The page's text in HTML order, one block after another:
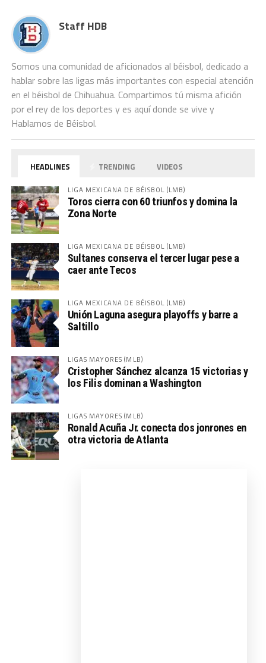
Staff HDB
Somos una comunidad de aficionados al béisbol, dedicado a
hablar sobre las ligas más importantes con especial atención
en el béisbol de Chihuahua. Compartimos tú misma afición
por el rey de los deportes y es aquí donde se vive y
Hablamos de Béisbol.
HEADLINES TRENDING VIDEOS
LIGA MEXICANA DE BÉISBOL (LMB)
Toros cierra con 60 triunfos y domina la
Zona Norte
LIGA MEXICANA DE BÉISBOL (LMB)
Sultanes conserva el tercer lugar pese a
caer ante Tecos
LIGA MEXICANA DE BÉISBOL (LMB)
Unión Laguna asegura playoffs y barre a
Saltillo
LIGAS MAYORES (MLB)
Cristopher Sánchez alcanza 15 victorias y
los Filis dominan a Washington
LIGAS MAYORES (MLB)
Ronald Acuña Jr. conecta dos jonrones en
otra victoria de Atlanta